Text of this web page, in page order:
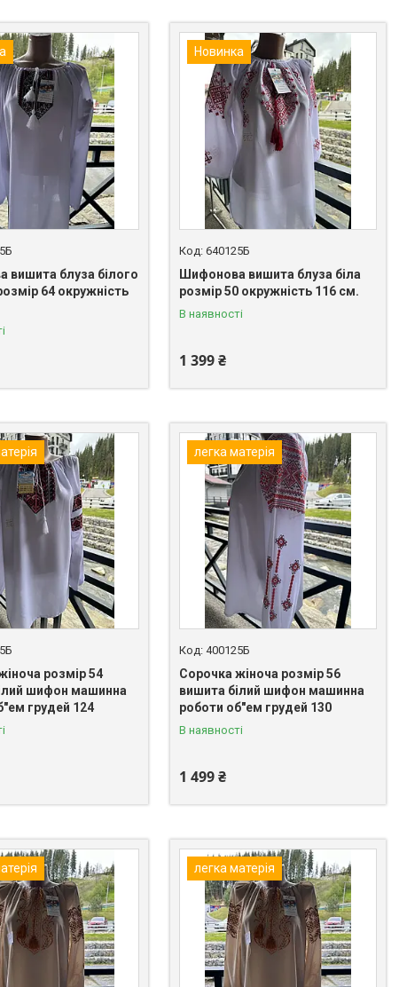
вишита блуза білого
64 окружність
Новинка
640125Б
Шифонова вишита блуза біла
розмір 50 окружність 116 см.
В наявності
1 399 ₴
розмір 54
шифон машинна
грудей 124
легка матерія
400125Б
Сорочка жіноча розмір 56
вишита білий шифон машинна
роботи об"ем грудей 130
В наявності
1 499 ₴
легка матерія